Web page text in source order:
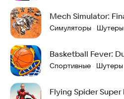
Mech Simulator:
Симуляторы · Шутеры
Basketball Fever:
Спортивные · Шутеры
Flying Spider